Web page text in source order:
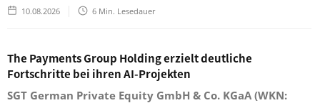
10.08.2026 6 Min. Lesedauer
The Payments Group Holding erzielt deutliche
Fortschritte bei ihren AI-Projekten
SGT German Private Equity GmbH & Co. KGaA (WKN: